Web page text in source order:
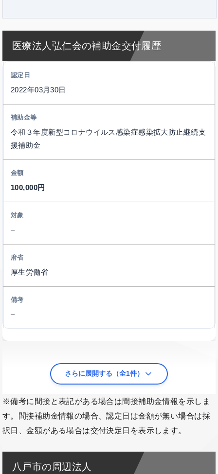
医療法人弘仁会の補助金交付履歴
2022年03月30日
令和３年度新型コロナウイルス感染症感染拡大防止継続支
援補助金
100,000円
–
厚生労働省
–
さらに展開する（全1件）
※備考に間接と表記がある場合は間接補助金情報を示しま
す。間接補助金情報の場合、認定日は金額が無い場合は採
択日、金額がある場合は交付決定日を表示します。
八戸市の周辺法人